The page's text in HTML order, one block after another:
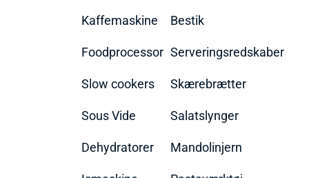
Kaffemaskine
Foodprocessor
Slow cookers
Sous Vide
Dehydratorer
Bestik
Serveringsredskaber
Skærebrætter
Salatslynger
Mandolinjern